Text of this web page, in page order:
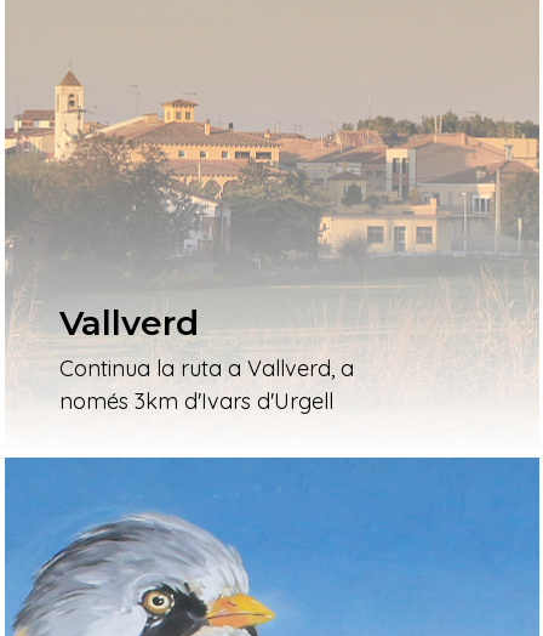
Vallverd
Continua la ruta a Vallverd, a
només 3km d'Ivars d'Urgell